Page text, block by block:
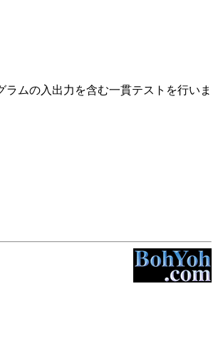
ムの入出力を含む一貫テストを行いま